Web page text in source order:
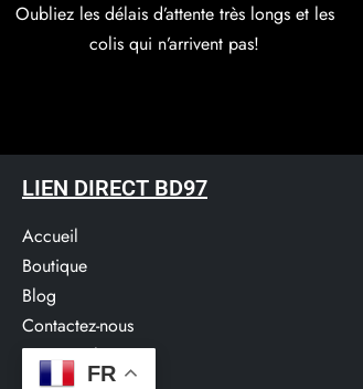
Oubliez les délais d’attente très longs et les
colis qui n’arrivent pas!
LIEN DIRECT BD97
Accueil
Boutique
Blog
Contactez-nous
Service Clients​
FR